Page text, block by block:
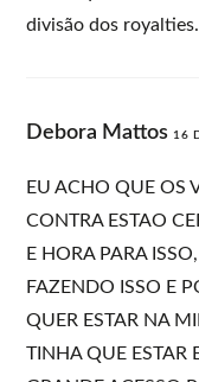
divisão dos
Debora Mattos 16
EU ACHO QUE OS
CONTRA ESTAO
E HORA PARA
FAZENDO ISSO E
QUER ESTAR NA
TINHA QUE ESTAR